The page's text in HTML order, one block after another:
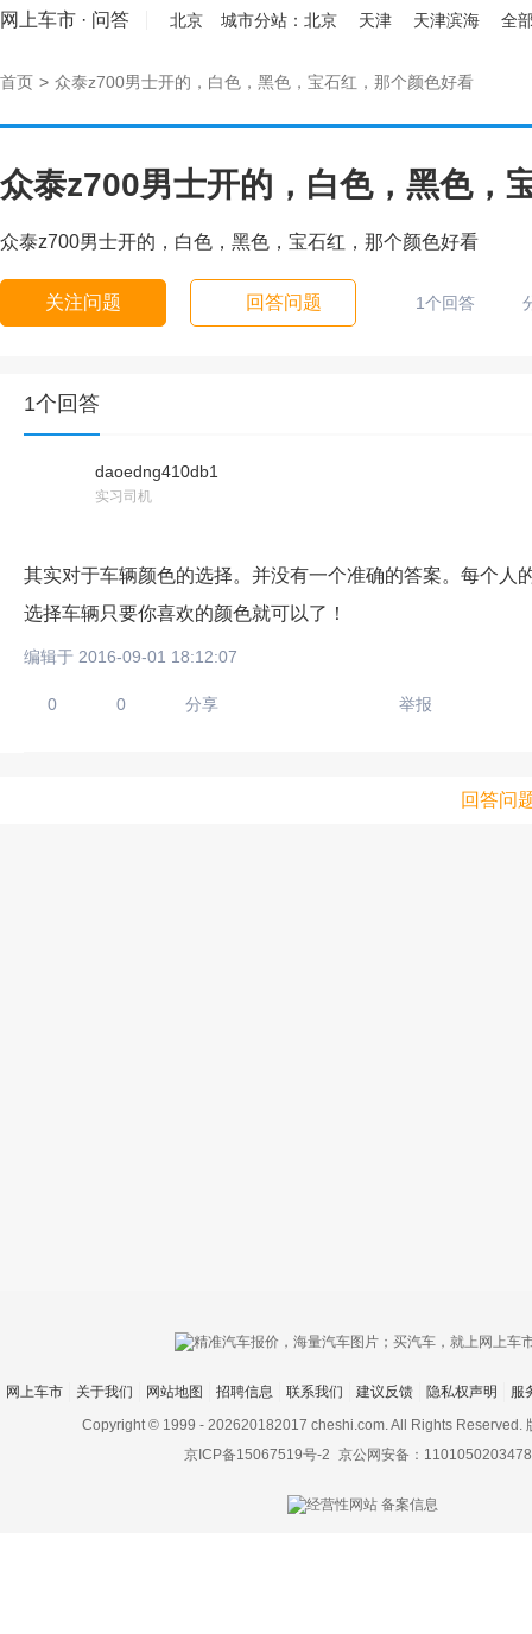
网上车市 · 问答 北京 城市分站： 北京 天津 天津滨海 全
首页 > 众泰z700男士开的，白色，黑色，宝石红，那个颜色好看
众泰z700男士开的，白色，黑色，
众泰z700男士开的，白色，黑色，宝石红，那个颜色好看
关注问题 回答问题 1个回答
1个回答
daoedng410db1
实习司机
其实对于车辆颜色的选择。并没有一个准确的答案。每个人
选择车辆只要你喜欢的颜色就可以了！
编辑于 2016-09-01 18:12:07
0 0 分享 举报
回答问
上传图片最多
网上车市 关于我们 网站地图 招聘信息 联系我们 建议反馈 隐私权声明
服
Copyright © 1999 - 202620182017 cheshi.com. All Rights Reserved.
京ICP备15067519号-2 京公网安备：